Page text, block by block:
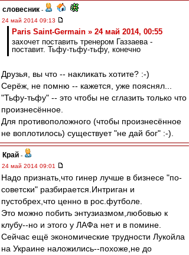
словесник -
24 май 2014 09:13
Paris Saint-Germain » 24 май 2014, 00:55
захочет поставить тренером Газзаева -
поставит. Тьфу-тьфу-тьфу, конечно
Друзья, вы что -- накликать хотите? :-)
Серёж, не помню -- кажется, уже пояснял...
"Тьфу-тьфу" -- это чтобы не сглазить только что
произнесённое.
Для противоположного (чтобы произнесённое
не воплотилось) существует "не дай бог" :-).
Край -
24 май 2014 09:01
Надо признать,что гинер лучше в бизнесе "по-
советски" разбирается.Интриган и
пустобрех,что ценно в рос.футболе.
Это можно побить энтузиазмом,любовью к
клубу--но и этого у ЛАФа нет и в помине.
Сейчас ещё экономические трудности Лукойла
на Украине наложились--похоже,не до